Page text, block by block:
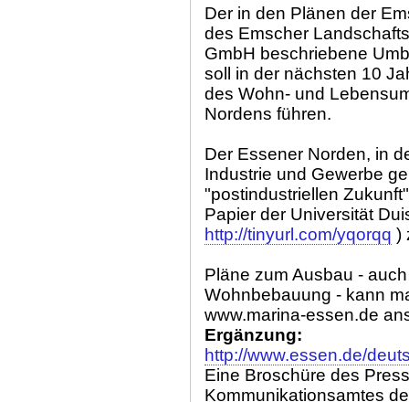
Der in den Plänen der
des Emscher
GmbH beschriebene
soll in der nächsten 10
des Wohn- und
Nordens führen.
Der Essener Norden, in
Industrie und Gewerbe
"postindustriellen
Papier der Universität
http://tinyurl.com/yqorqq )
Pläne zum Ausbau -
Wohnbebauung - kann
www.marina-essen.de
Ergänzung:
http://www.essen.de/
Eine Broschüre des
Kommunikationsamtes